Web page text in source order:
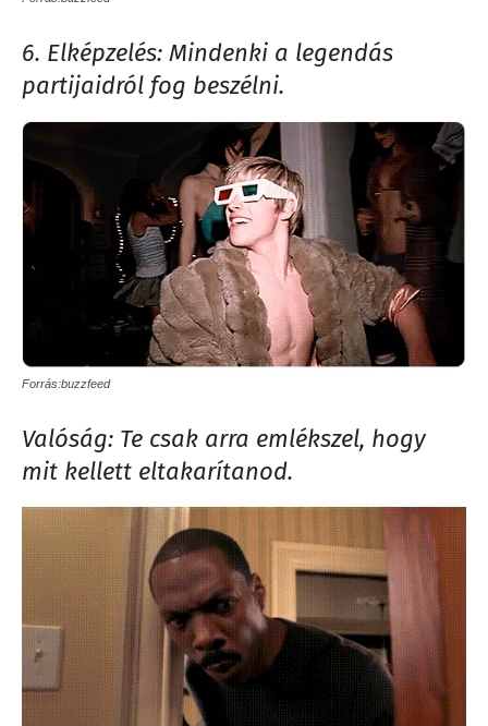
6. Elképzelés: Mindenki a legendás
partijaidról fog beszélni.
Forrás:buzzfeed
Valóság: Te csak arra emlékszel, hogy
mit kellett eltakarítanod.